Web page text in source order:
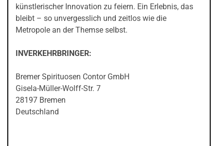
künstlerischer Innovation zu feiern. Ein Erlebnis, das
bleibt – so unvergesslich und zeitlos wie die
Metropole an der Themse selbst.
INVERKEHRBRINGER:
Bremer Spirituosen Contor GmbH
Gisela-Müller-Wolff-Str. 7
28197 Bremen
Deutschland